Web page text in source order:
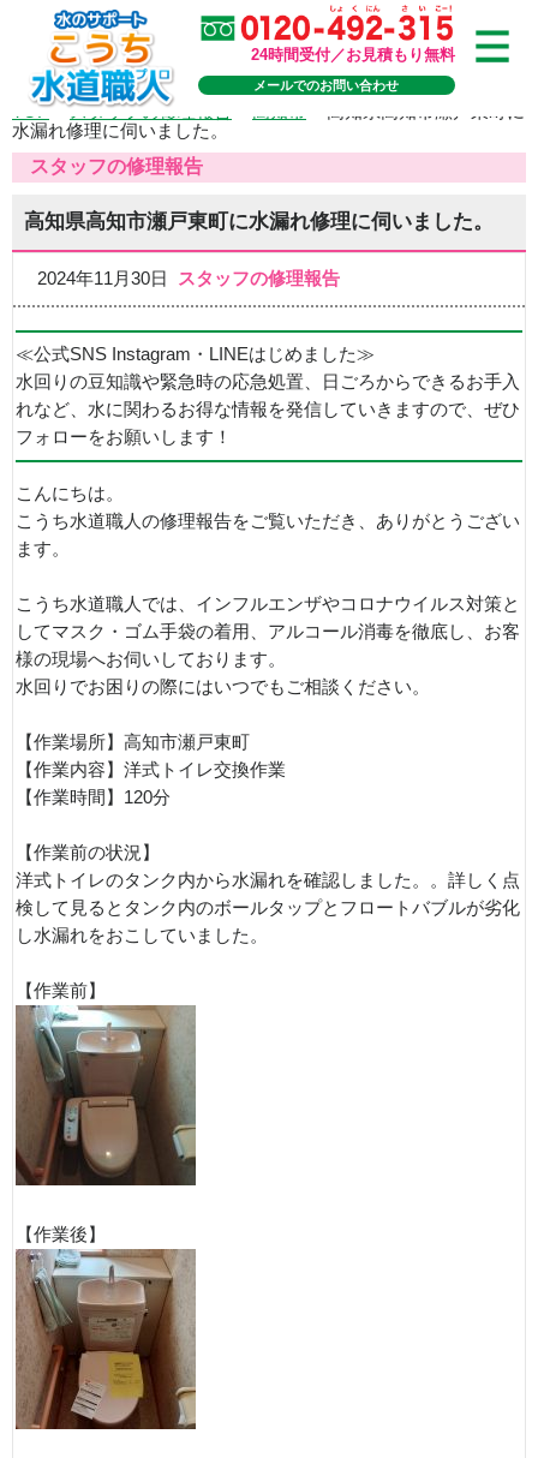
24時間受付／お見積もり無料
メールでのお問い合わせ
TOP>スタッフの修理報告
水漏れ修理に伺いました。
スタッフの修理報告
高知県高知市瀬戸東町に水漏れ修理に伺いました。
2024年11月30日 スタッフの修理報告
≪公式SNS Instagram・LINEはじめました≫
水回りの豆知識や緊急時の応急処置、日ごろからできるお手入
れなど、水に関わるお得な情報を発信していきますので、ぜひ
フォローをお願いします！
こんにちは。
こうち水道職人の修理報告をご覧いただき、ありがとうござい
ます。
こうち水道職人では、インフルエンザやコロナウイルス対策と
してマスク・ゴム手袋の着用、アルコール消毒を徹底し、お客
様の現場へお伺いしております。
水回りでお困りの際にはいつでもご相談ください。
【作業場所】高知市瀬戸東町
【作業内容】洋式トイレ交換作業
【作業時間】120分
【作業前の状況】
洋式トイレのタンク内から水漏れを確認しました。。詳しく点
検して見るとタンク内のボールタップとフロートバブルが劣化
し水漏れをおこしていました。
【作業前】
【作業後】